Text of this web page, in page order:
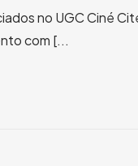
no UGC Ciné
com [...